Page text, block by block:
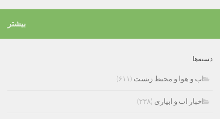
بیشتر
دسته‌ها
اب و هوا و محیط زیست (۶۱۱)
اخبار اب و ابیاری (۲۳۸)